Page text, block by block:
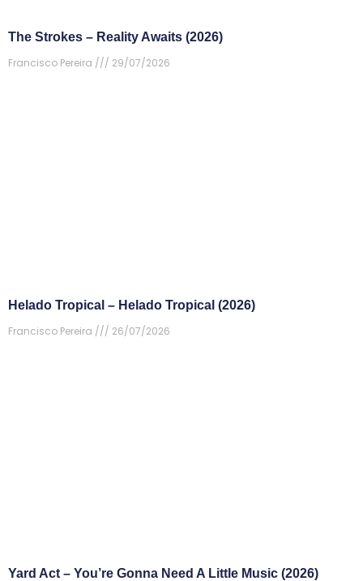
The Strokes – Reality Awaits (2026)
Francisco Pereira
29/07/2026
Helado Tropical – Helado Tropical (2026)
Francisco Pereira
26/07/2026
Yard Act – You’re Gonna Need A Little Music (2026)